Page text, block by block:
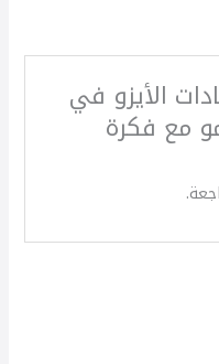
الأيزو في
للنمو مع فكرة